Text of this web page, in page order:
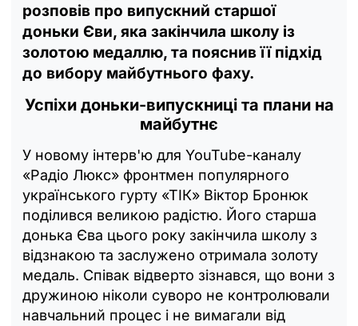
розповів про випускний старшої
доньки Єви, яка закінчила школу із
золотою медаллю, та пояснив її підхід
до вибору майбутнього фаху.
Успіхи доньки-випускниці та плани на
майбутнє
У новому інтерв'ю для YouTube-каналу
«Радіо Люкс» фронтмен популярного
українського гурту «ТІК» Віктор Бронюк
поділився великою радістю. Його старша
донька Єва цього року закінчила школу з
відзнакою та заслужено отримала золоту
медаль. Співак відверто зізнався, що вони з
дружиною ніколи суворо не контролювали
навчальний процес і не вимагали від